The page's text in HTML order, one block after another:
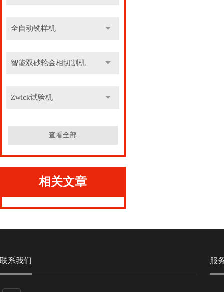
全自动铣样机
智能双砂轮金相切割机
Zwick试验机
查看全部
相关文章
联系我们 服